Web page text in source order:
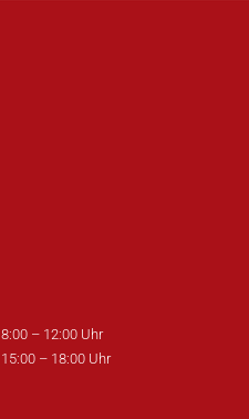
8:00 – 12:00 Uhr
15:00 – 18:00 Uhr